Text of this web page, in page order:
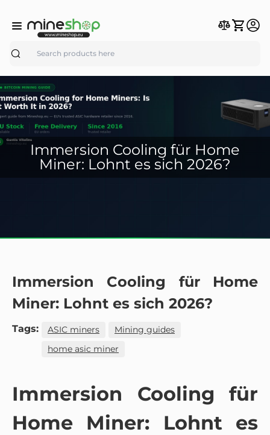
Search
Immersion Cooling für Home
Miner: Lohnt es sich 2026?
Immersion Cooling für Home
Miner: Lohnt es sich 2026?
Tags: ASIC miners
Mining guides
home asic miner
Immersion Cooling für
Home Miner: Lohnt es